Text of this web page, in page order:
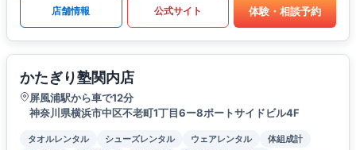
店舗情報 公式サイト 体験・相談予約
かたぎり塾関内店
屏風浦駅から車で12分
神奈川県横浜市中区不老町1丁目6ー8ポートサイドビル4F
タオルレンタル シューズレンタル ウェアレンタル
体組成計